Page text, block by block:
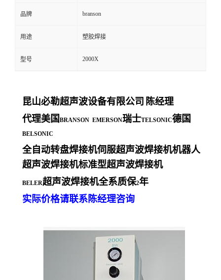
品牌 branson
用途 塑胶焊接
型号 2000X
昆山必勒超声波设备有限公司 陈经理
代理美国 BRANSON EMERSON瑞士TELSONIC德国
BELSONIC
全自动转盘焊接机伺服超声波焊接机机器人
超声波焊接机标准型超声波焊接机
BELER超声波焊接机全系质保2年
实际价格请联系陈经理咨询